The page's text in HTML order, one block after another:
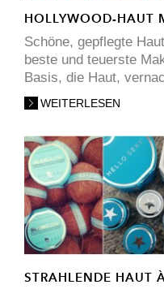
HOLLYWOOD-HAUT
Schöne, gepflegte
beste und teuerste
Basis, die Haut,
WEITERLESEN
STRAHLENDE HAUT